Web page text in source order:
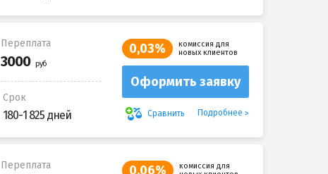
Переплата
Срок
180-1 825 дней
0,03%
комиссия для
новых клиентов
Оформить заявку
Сравнить Подробнее
Переплата 0,06%
комиссия для